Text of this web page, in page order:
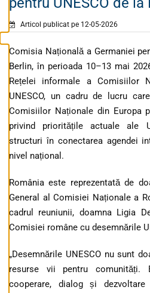
Articol publicat pe 12-05-2026
Comisia Națională a Germaniei
Berlin, în perioada 10–13 mai
Rețelei informale a Comisiilor
UNESCO, un cadru de lucru
Comisiilor Naționale din Europa
privind prioritățile actuale ale
structuri în conectarea agendei
nivel național.
România este reprezentată de
General al Comisiei Naționale a
cadrul reuniunii, doamna Ligia
Comisiei române cu desemnările
„Desemnările UNESCO nu sunt
resurse vii pentru comunități.
cooperare, dialog și